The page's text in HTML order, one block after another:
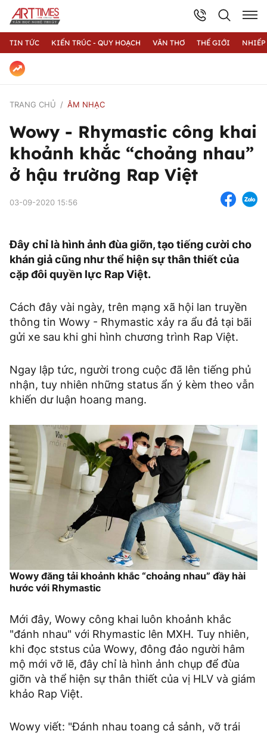
TIN TỨC KIẾN TRÚC - QUY HOẠCH VĂN THƠ THẾ GIỚI
TRANG CHỦ ÂM NHẠC
Wowy - Rhymastic công khai
khoảnh khắc “choảng nhau”
ở hậu trường Rap Việt
03-09-2020 15:56
Đây chỉ là hình ảnh đùa giỡn, tạo tiếng cười cho
khán giả cũng như thể hiện sự thân thiết của
cặp đôi quyền lực Rap Việt.
Cách đây vài ngày, trên mạng xã hội lan truyền
thông tin Wowy - Rhymastic xảy ra ẩu đả tại bãi
gửi xe sau khi ghi hình chương trình Rap Việt.
Ngay lập tức, người trong cuộc đã lên tiếng phủ
nhận, tuy nhiên những status ẩn ý kèm theo vẫn
khiến dư luận hoang mang.
Wowy đăng tải khoảnh khắc “choảng nhau” đầy hài
hước với Rhymastic
Mới đây, Wowy công khai luôn khoảnh khắc
"đánh nhau" với Rhymastic lên MXH. Tuy nhiên,
khi đọc ststus của Wowy, đông đảo người hâm
mộ mới vỡ lẽ, đây chỉ là hình ảnh chụp để đùa
giỡn và thể hiện sự thân thiết của vị HLV và giám
khảo Rap Việt.
Wowy viết: "Đánh nhau toang cả sảnh, vỡ trái